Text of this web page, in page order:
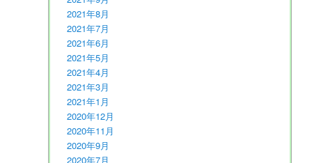
2021年8月
2021年7月
2021年6月
2021年5月
2021年4月
2021年3月
2021年1月
2020年12月
2020年11月
2020年9月
2020年7月